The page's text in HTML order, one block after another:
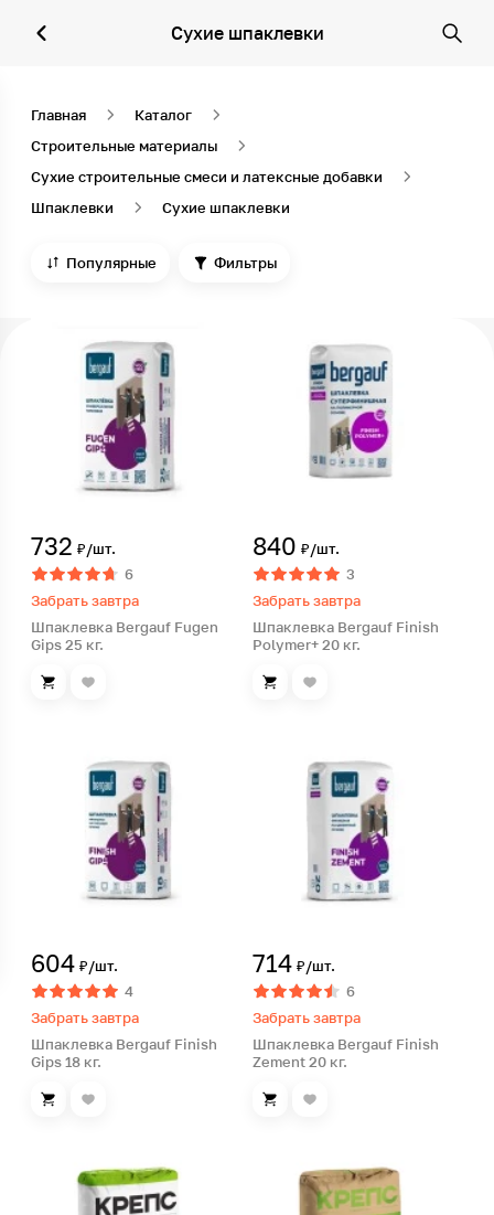
Сухие шпаклевки
Главная
Каталог
Строительные материалы
Сухие строительные смеси и латексные добавки
Шпаклевки
Сухие шпаклевки
Популярные Фильтры
732 ₽/шт.
6
Забрать завтра
Шпаклевка Bergauf Fugen
Gips 25 кг.
840 ₽/шт.
3
Забрать завтра
Шпаклевка Bergauf Finish
Polymer+ 20 кг.
604 ₽/шт.
4
Забрать завтра
Шпаклевка Bergauf Finish
Gips 18 кг.
714 ₽/шт.
6
Забрать завтра
Шпаклевка Bergauf Finish
Zement 20 кг.